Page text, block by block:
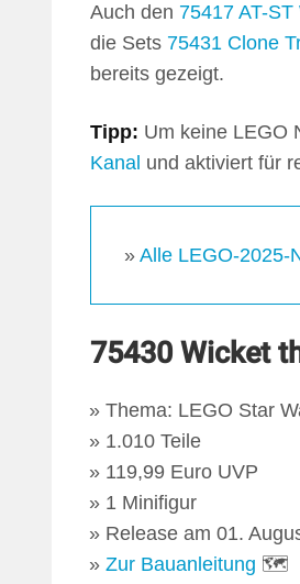
Auch den 75417 AT-
die Sets 75431 Clone
bereits gezeigt.
Tipp: Um keine LEGO
Kanal und aktiviert für
» Alle LEGO-2025-
75430 Wicket
Thema: LEGO Star
1.010 Teile
119,99 Euro UVP
1 Minifigur
Release am 01.
Zur Bauanleitung 🗺